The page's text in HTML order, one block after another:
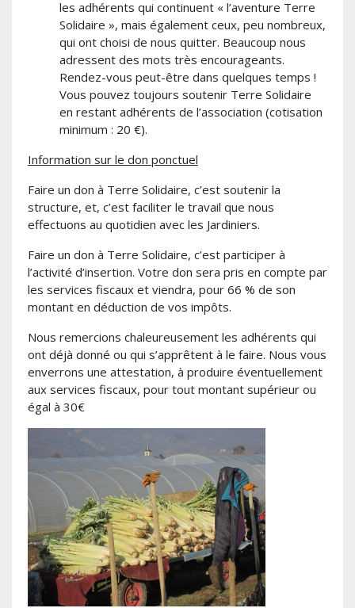
les adhérents qui continuent « l’aventure Terre
Solidaire », mais également ceux, peu nombreux,
qui ont choisi de nous quitter. Beaucoup nous
adressent des mots très encourageants.
Rendez-vous peut-être dans quelques temps !
Vous pouvez toujours soutenir Terre Solidaire
en restant adhérents de l’association (cotisation
minimum : 20 €).
Information sur le don ponctuel
Faire un don à Terre Solidaire, c’est soutenir la
structure, et, c’est faciliter le travail que nous
effectuons au quotidien avec les Jardiniers.
Faire un don à Terre Solidaire, c’est participer à
l’activité d’insertion. Votre don sera pris en compte par
les services fiscaux et viendra, pour 66 % de son
montant en déduction de vos impôts.
Nous remercions chaleureusement les adhérents qui
ont déjà donné ou qui s’apprêtent à le faire. Nous vous
enverrons une attestation, à produire éventuellement
aux services fiscaux, pour tout montant supérieur ou
égal à 30€